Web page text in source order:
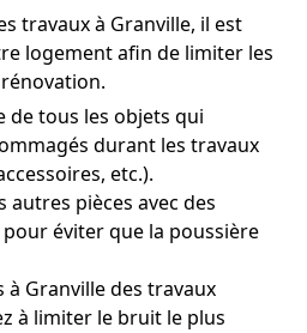
travaux à Granville, il est
logement afin de limiter les
de tous les objets qui
durant les travaux
etc.).
autres pièces avec des
éviter que la poussière
Granville des travaux
à limiter le bruit le plus